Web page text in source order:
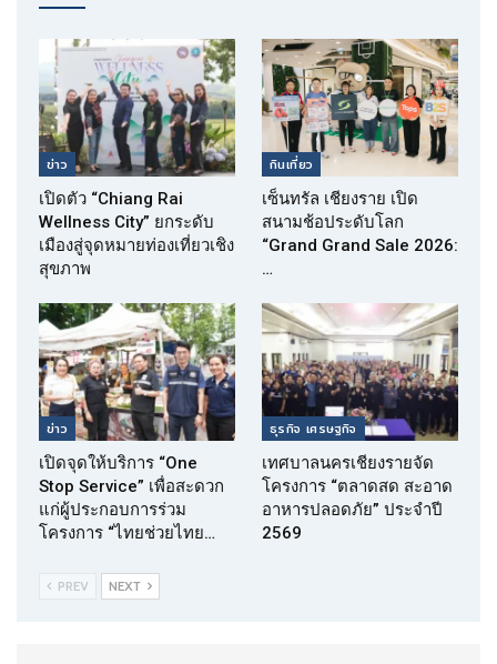
ข่าว
เปิดตัว “Chiang Rai
Wellness City” ยกระดับ
เมืองสู่จุดหมายท่องเที่ยวเชิง
สุขภาพ
กินเที่ยว
เซ็นทรัล เชียงราย เปิด
สนามช้อประดับโลก
“Grand Grand Sale 2026:
…
ข่าว
เปิดจุดให้บริการ “One
Stop Service” เพื่อสะดวก
แก่ผู้ประกอบการร่วม
โครงการ “ไทยช่วยไทย…
ธุรกิจ เศรษฐกิจ
เทศบาลนครเชียงรายจัด
โครงการ “ตลาดสด สะอาด
อาหารปลอดภัย” ประจำปี
2569
PREV NEXT